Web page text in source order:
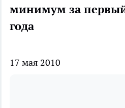
минимум за первый
года
17 мая 2010